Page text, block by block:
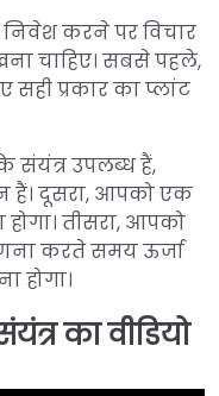
निवेश करने पर विचार
चाहिए। सबसे पहले,
प्रकार का प्लांट
संयंत्र उपलब्ध हैं,
दूसरा, आपको एक
तीसरा, आपको
करते समय ऊर्जा
होगा।
का वीडियो